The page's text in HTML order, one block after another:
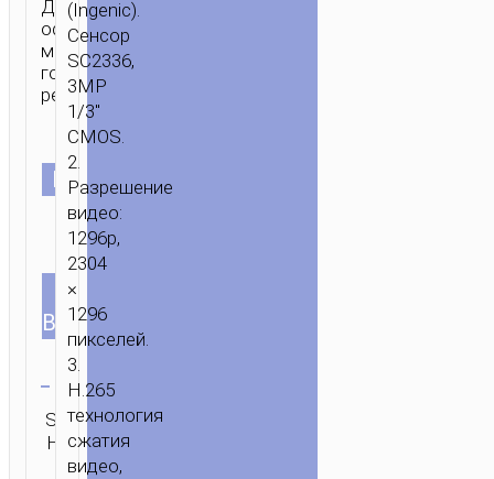
Для
офиса,
магазина,
гостиной,
ресторана.
ЦВЕТ
ТИП
ВИЛКИ
SKU:
Н/Д
Категория:
Камеры
(Ingenic).
Сенсор
SC2336,
3MP
1/3″
CMOS.
2.
Разрешение
видео:
1296p,
2304
×
1296
пикселей.
3.
H.265
технология
сжатия
видео,